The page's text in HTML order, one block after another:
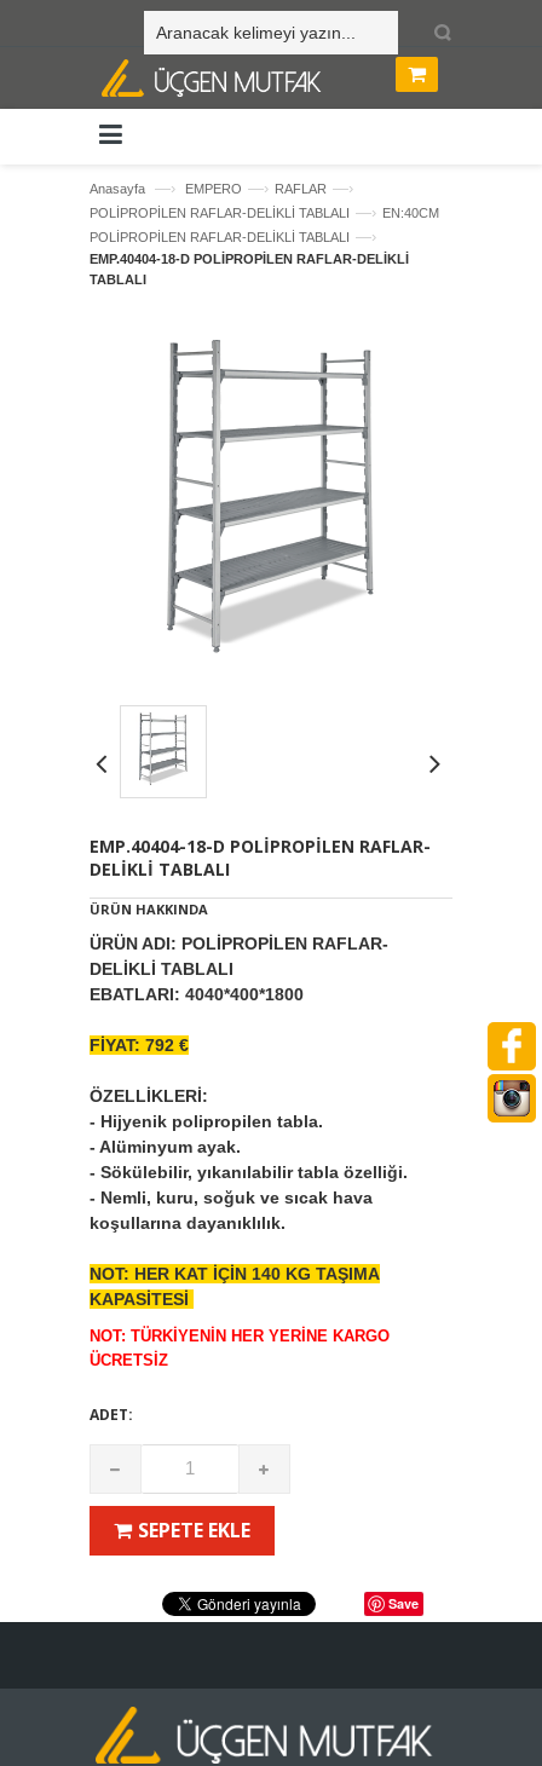
Anasayfa —› EMPERO —› RAFLAR —›
POLİPROPİLEN RAFLAR-DELİKLİ TABLALI —› EN:40CM
POLİPROPİLEN RAFLAR-DELİKLİ TABLALI —›
EMP.40404-18-D POLİPROPİLEN RAFLAR-DELİKLİ
TABLALI
EMP.40404-18-D POLİPROPİLEN RAFLAR-
DELİKLİ TABLALI
ÜRÜN HAKKINDA
ÜRÜN ADI: POLİPROPİLEN RAFLAR-
DELİKLİ TABLALI
EBATLARI: 4040*400*1800
FİYAT: 792 €
ÖZELLİKLERİ:
- Hijyenik polipropilen tabla.
- Alüminyum ayak.
- Sökülebilir, yıkanılabilir tabla özelliği.
- Nemli, kuru, soğuk ve sıcak hava
koşullarına dayanıklılık.
NOT: HER KAT İÇİN 140 KG TAŞIMA
KAPASİTESİ
NOT: TÜRKİYENİN HER YERİNE KARGO
ÜCRETSİZ
ADET:
SEPETE EKLE
Save